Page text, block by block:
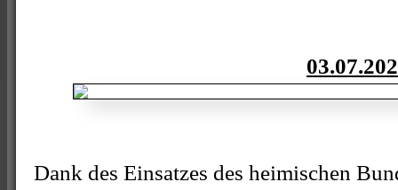
Dank des Einsatzes des heimischen